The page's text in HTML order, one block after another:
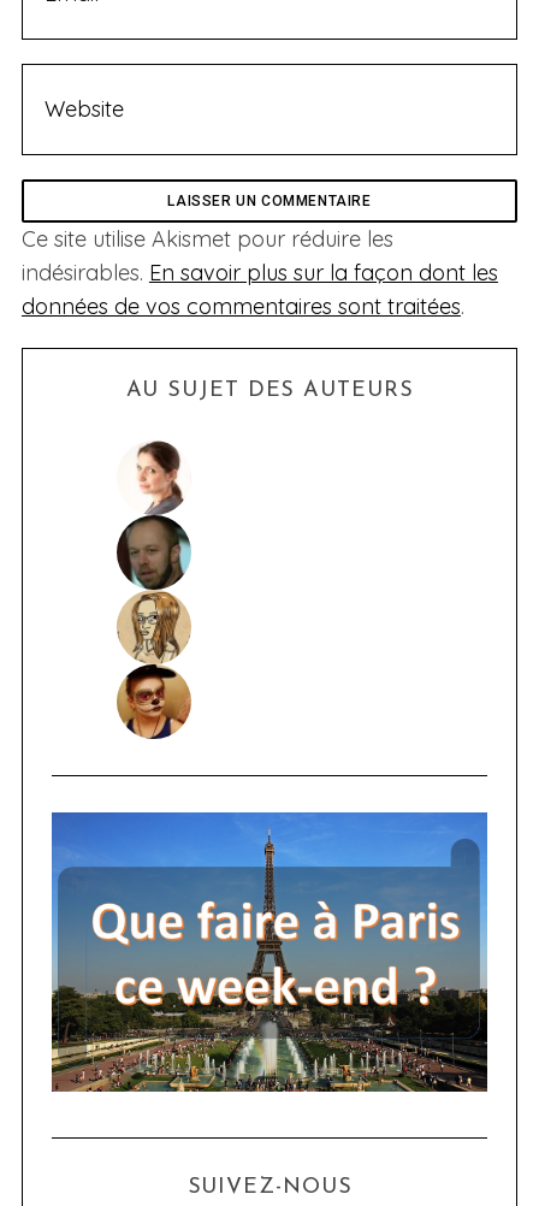
Ce site utilise Akismet pour réduire les
indésirables. En savoir plus sur la façon dont les
données de vos commentaires sont traitées.
AU SUJET DES AUTEURS
SUIVEZ-NOUS